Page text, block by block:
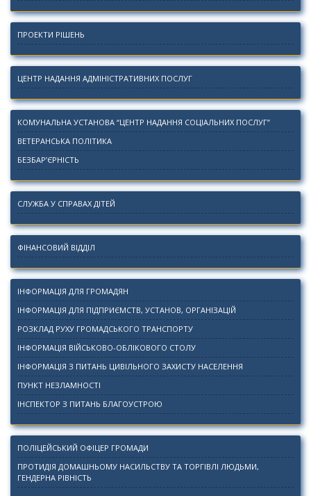
ПРОЕКТИ РІШЕНЬ
ЦЕНТР НАДАННЯ АДМІНІСТРАТИВНИХ ПОСЛУГ
КОМУНАЛЬНА УСТАНОВА “ЦЕНТР НАДАННЯ СОЦІАЛЬНИХ ПОСЛУГ”
ВЕТЕРАНСЬКА ПОЛІТИКА
БЕЗБАР’ЄРНІСТЬ
СЛУЖБА У СПРАВАХ ДІТЕЙ
ФІНАНСОВИЙ ВІДДІЛ
ІНФОРМАЦІЯ ДЛЯ ГРОМАДЯН
ІНФОРМАЦІЯ ДЛЯ ПІДПРИЄМСТВ, УСТАНОВ, ОРГАНІЗАЦІЙ
РОЗКЛАД РУХУ ГРОМАДСЬКОГО ТРАНСПОРТУ
ІНФОРМАЦІЯ ВІЙСЬКОВО-ОБЛІКОВОГО СТОЛУ
ІНФОРМАЦІЯ З ПИТАНЬ ЦИВІЛЬНОГО ЗАХИСТУ НАСЕЛЕННЯ
ПУНКТ НЕЗЛАМНОСТІ
ІНСПЕКТОР З ПИТАНЬ БЛАГОУСТРОЮ
ПОЛІЦЕЙСЬКИЙ ОФІЦЕР ГРОМАДИ
ПРОТИДІЯ ДОМАШНЬОМУ НАСИЛЬСТВУ ТА ТОРГІВЛІ ЛЮДЬМИ,
ГЕНДЕРНА РІВНІСТЬ